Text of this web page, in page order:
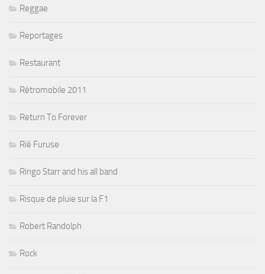
Reggae
Reportages
Restaurant
Rétromobile 2011
Return To Forever
Rié Furuse
Ringo Starr and his all band
Risque de pluie sur la F1
Robert Randolph
Rock